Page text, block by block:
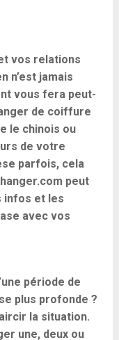
vos relations
n’est jamais
vous fera peut-
de coiffure
le chinois ou
de votre
parfois, cela
peut
infos et les
avec vos
période de
plus profonde ?
la situation.
une, deux ou